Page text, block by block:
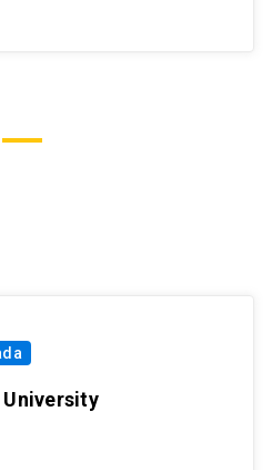
University